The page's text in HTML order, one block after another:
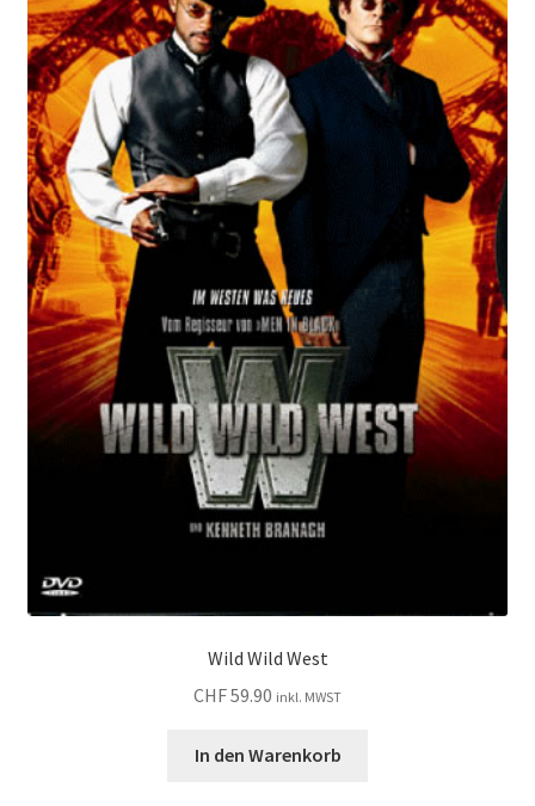
Wild Wild West
CHF59.90 inkl. MWST
In den Warenkorb